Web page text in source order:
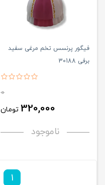
فیگور پرنسس تخم مرغی سفید
برفی 30188
0
320,000 تومان
ناموجود
1